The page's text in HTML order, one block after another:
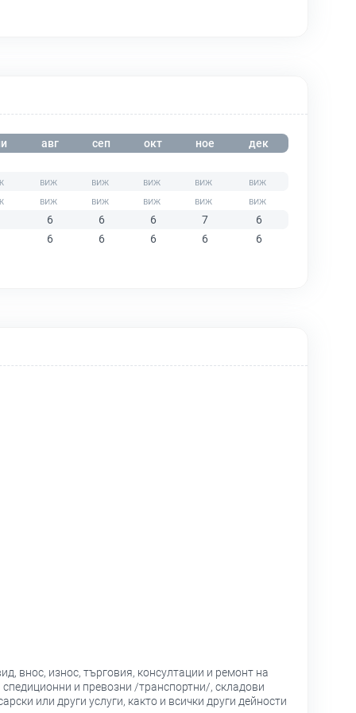
авг сеп окт ное дек
6 6 6 7
6
6
6 6 6 6
внос, износ, търговия, консултации и ремонт на
и превозни /транспортни/, складови
или други услуги, както и всички други дейности